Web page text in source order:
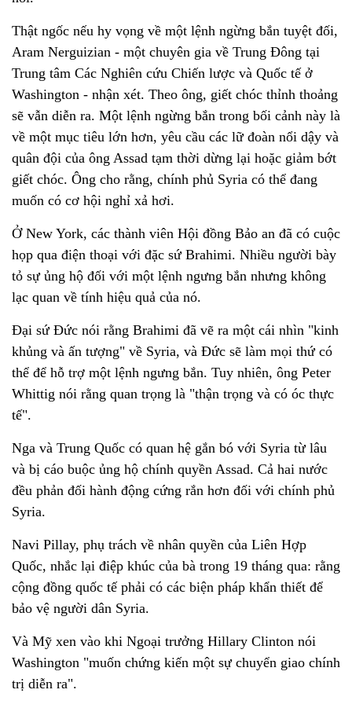
Thật ngốc nếu hy vọng về một lệnh ngừng bắn tuyệt đối,
Aram Nerguizian - một chuyên gia về Trung Đông tại
Trung tâm Các Nghiên cứu Chiến lược và Quốc tế ở
Washington - nhận xét. Theo ông, giết chóc thỉnh thoảng
sẽ vẫn diễn ra. Một lệnh ngừng bắn trong bối cảnh này là
về một mục tiêu lớn hơn, yêu cầu các lữ đoàn nổi dậy và
quân đội của ông Assad tạm thời dừng lại hoặc giảm bớt
giết chóc. Ông cho rằng, chính phủ Syria có thể đang
muốn có cơ hội nghỉ xả hơi.
Ở New York, các thành viên Hội đồng Bảo an đã có cuộc
họp qua điện thoại với đặc sứ Brahimi. Nhiều người bày
tỏ sự ủng hộ đối với một lệnh ngưng bắn nhưng không
lạc quan về tính hiệu quả của nó.
Đại sứ Đức nói rằng Brahimi đã vẽ ra một cái nhìn "kinh
khủng và ấn tượng" về Syria, và Đức sẽ làm mọi thứ có
thể để hỗ trợ một lệnh ngưng bắn. Tuy nhiên, ông Peter
Whittig nói rằng quan trọng là "thận trọng và có óc thực
tế".
Nga và Trung Quốc có quan hệ gắn bó với Syria từ lâu
và bị cáo buộc ủng hộ chính quyền Assad. Cả hai nước
đều phản đối hành động cứng rắn hơn đối với chính phủ
Syria.
Navi Pillay, phụ trách về nhân quyền của Liên Hợp
Quốc, nhắc lại điệp khúc của bà trong 19 tháng qua: rằng
cộng đồng quốc tế phải có các biện pháp khẩn thiết để
bảo vệ người dân Syria.
Và Mỹ xen vào khi Ngoại trưởng Hillary Clinton nói
Washington "muốn chứng kiến một sự chuyển giao chính
trị diễn ra".